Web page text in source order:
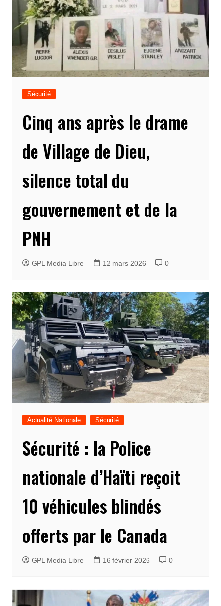
Sécurité
Cinq ans après le drame
de Village de Dieu,
silence total du
gouvernement et de la
PNH
GPL Media Libre 12 mars 2026 0
Actualité Nationale Sécurité
Sécurité : la Police
nationale d’Haïti reçoit
10 véhicules blindés
offerts par le Canada
GPL Media Libre 16 février 2026 0